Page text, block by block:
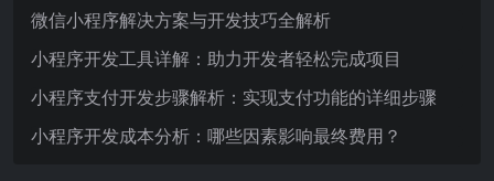
微信小程序解决方案与开发技巧全解析
小程序开发工具详解：助力开发者轻松完成项目
小程序支付开发步骤解析：实现支付功能的详细步骤
小程序开发成本分析：哪些因素影响最终费用？